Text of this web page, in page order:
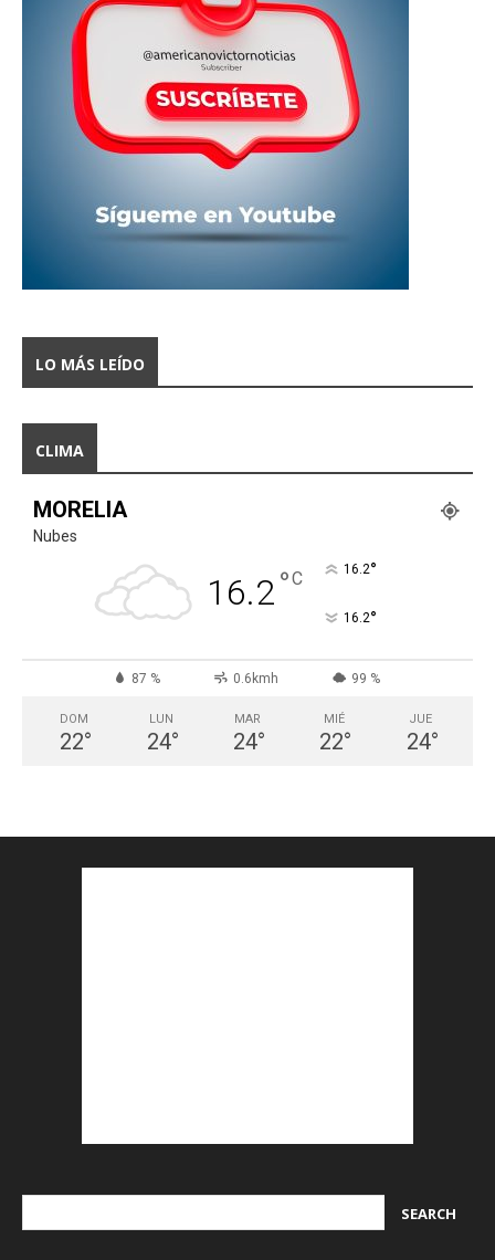
LO MÁS LEÍDO
CLIMA
MORELIA
Nubes
16.2°C 16.2°
16.2°
87 % 0.6kmh 99 %
DOM
22°
LUN
24°
MAR
24°
MIÉ
22°
JUE
24°